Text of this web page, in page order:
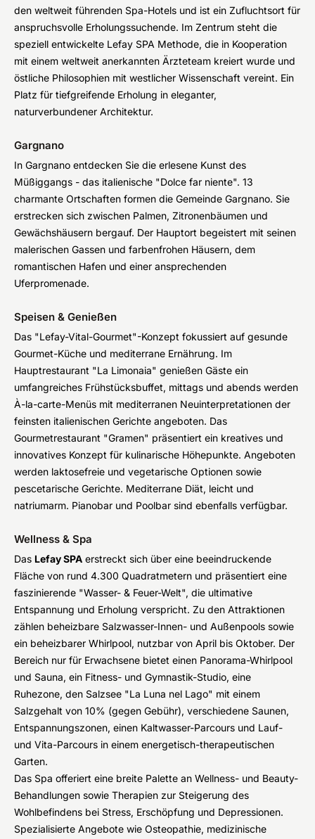
den weltweit führenden Spa-Hotels und ist ein Zufluchtsort für
anspruchsvolle Erholungssuchende. Im Zentrum steht die
speziell entwickelte Lefay SPA Methode, die in Kooperation
mit einem weltweit anerkannten Ärzteteam kreiert wurde und
östliche Philosophien mit westlicher Wissenschaft vereint. Ein
Platz für tiefgreifende Erholung in eleganter,
naturverbundener Architektur.
Gargnano
In Gargnano entdecken Sie die erlesene Kunst des
Müßiggangs - das italienische "Dolce far niente". 13
charmante Ortschaften formen die Gemeinde Gargnano. Sie
erstrecken sich zwischen Palmen, Zitronenbäumen und
Gewächshäusern bergauf. Der Hauptort begeistert mit seinen
malerischen Gassen und farbenfrohen Häusern, dem
romantischen Hafen und einer ansprechenden
Uferpromenade.
Speisen & Genießen
Das "Lefay-Vital-Gourmet"-Konzept fokussiert auf gesunde
Gourmet-Küche und mediterrane Ernährung. Im
Hauptrestaurant "La Limonaia" genießen Gäste ein
umfangreiches Frühstücksbuffet, mittags und abends werden
À-la-carte-Menüs mit mediterranen Neuinterpretationen der
feinsten italienischen Gerichte angeboten. Das
Gourmetrestaurant "Gramen" präsentiert ein kreatives und
innovatives Konzept für kulinarische Höhepunkte. Angeboten
werden laktosefreie und vegetarische Optionen sowie
pescetarische Gerichte. Mediterrane Diät, leicht und
natriumarm. Pianobar und Poolbar sind ebenfalls verfügbar.
Wellness & Spa
Das Lefay SPA erstreckt sich über eine beeindruckende
Fläche von rund 4.300 Quadratmetern und präsentiert eine
faszinierende "Wasser- & Feuer-Welt", die ultimative
Entspannung und Erholung verspricht. Zu den Attraktionen
zählen beheizbare Salzwasser-Innen- und Außenpools sowie
ein beheizbarer Whirlpool, nutzbar von April bis Oktober. Der
Bereich nur für Erwachsene bietet einen Panorama-Whirlpool
und Sauna, ein Fitness- und Gymnastik-Studio, eine
Ruhezone, den Salzsee "La Luna nel Lago" mit einem
Salzgehalt von 10% (gegen Gebühr), verschiedene Saunen,
Entspannungszonen, einen Kaltwasser-Parcours und Lauf-
und Vita-Parcours in einem energetisch-therapeutischen
Garten.
Das Spa offeriert eine breite Palette an Wellness- und Beauty-
Behandlungen sowie Therapien zur Steigerung des
Wohlbefindens bei Stress, Erschöpfung und Depressionen.
Spezialisierte Angebote wie Osteopathie, medizinische